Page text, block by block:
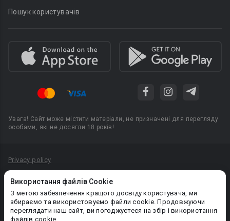
Використання файлів Cookie
З метою забезпечення кращого досвіду користувача, ми
збираємо та використовуємо файли cookie. Продовжуючи
переглядати наш сайт, ви погоджуєтеся на збір і використання
файлів cookie.
Пошук користувачів
Увага! Сайт може містити матеріали, не призначені для перегляду
особами, які не досягли 18 років!
Privacy policy
Політика конфіденційності
Правила публікації авторського контенту